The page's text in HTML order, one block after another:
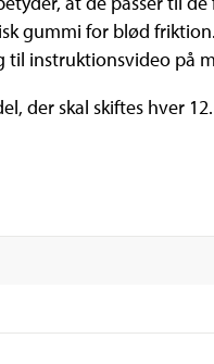
gummi for blød friktion.
til instruktionsvideo på
der skal skiftes hver